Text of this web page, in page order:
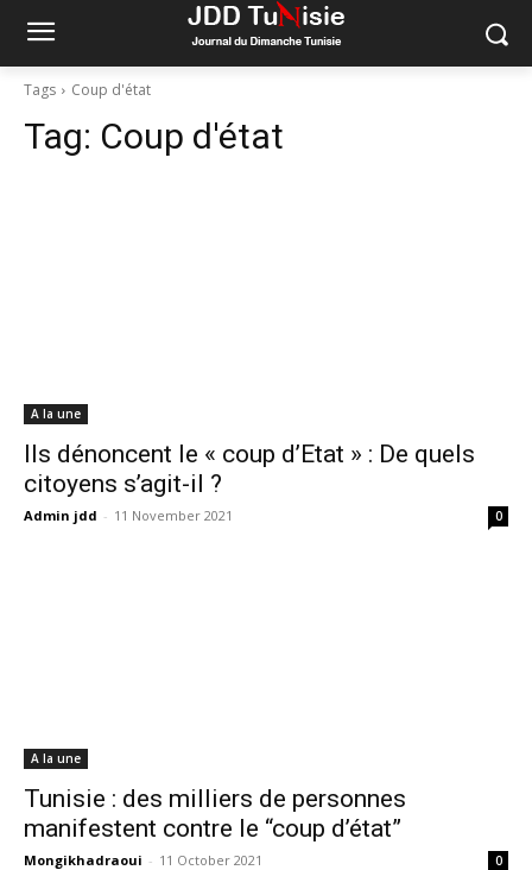
Tags Coup d'état
Tag: Coup d'état
A la une
Ils dénoncent le « coup d’Etat » : De quels
citoyens s’agit-il ?
Admin jdd - 11 November 2021 0
A la une
Tunisie : des milliers de personnes
manifestent contre le “coup d’état”
Mongikhadraoui - 11 October 2021 0